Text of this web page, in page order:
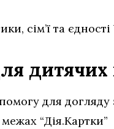
сім’ї та
для
“Дія.Картки”